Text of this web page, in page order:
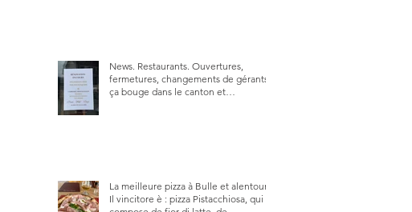
News. Restaurants. Ouvertures,
fermetures, changements de gérants,
ça bouge dans le canton et
La meilleure pizza à Bulle et alentour.
Il vincitore è : pizza Pistacchiosa, qui se